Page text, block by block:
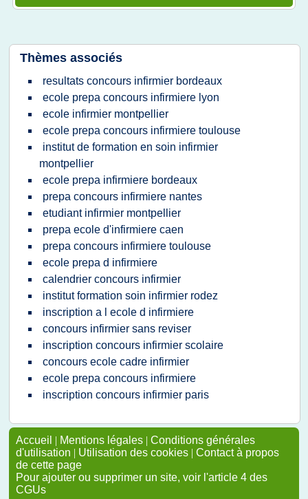
Thèmes associés
resultats concours infirmier bordeaux
ecole prepa concours infirmiere lyon
ecole infirmier montpellier
ecole prepa concours infirmiere toulouse
institut de formation en soin infirmier
montpellier
ecole prepa infirmiere bordeaux
prepa concours infirmiere nantes
etudiant infirmier montpellier
prepa ecole d'infirmiere caen
prepa concours infirmiere toulouse
ecole prepa d infirmiere
calendrier concours infirmier
institut formation soin infirmier rodez
inscription a l ecole d infirmiere
concours infirmier sans reviser
inscription concours infirmier scolaire
concours ecole cadre infirmier
ecole prepa concours infirmiere
inscription concours infirmier paris
Accueil | Mentions légales | Conditions générales
d'utilisation | Utilisation des cookies | Contact à propos
de cette page
Pour ajouter ou supprimer un site, voir l'article 4 des
CGUs